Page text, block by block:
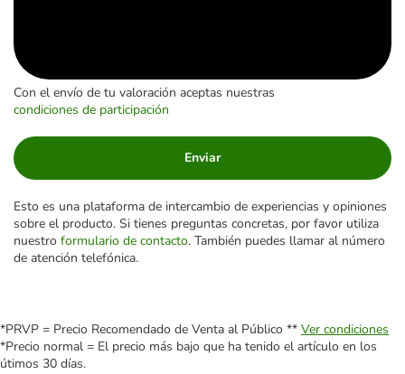
Con el envío de tu valoración aceptas nuestras
condiciones de participación
Enviar
Esto es una plataforma de intercambio de experiencias y opiniones
sobre el producto. Si tienes preguntas concretas, por favor utiliza
nuestro formulario de contacto. También puedes llamar al número
de atención telefónica.
*PRVP = Precio Recomendado de Venta al Público ** Ver condiciones
*Precio normal = El precio más bajo que ha tenido el artículo en los
útimos 30 días.